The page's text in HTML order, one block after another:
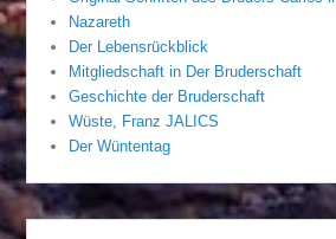
Nazareth
Der Lebensrückblick
Mitgliedschaft in Der Bruderschaft
Geschichte der Bruderschaft
Wüste, Franz JALICS
Der Wüntentag